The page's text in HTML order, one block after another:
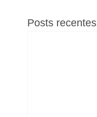
Posts recentes